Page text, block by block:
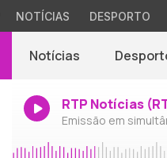
NOTÍCIAS DESPORTO
Notícias
RTP Notícias
Emissão em